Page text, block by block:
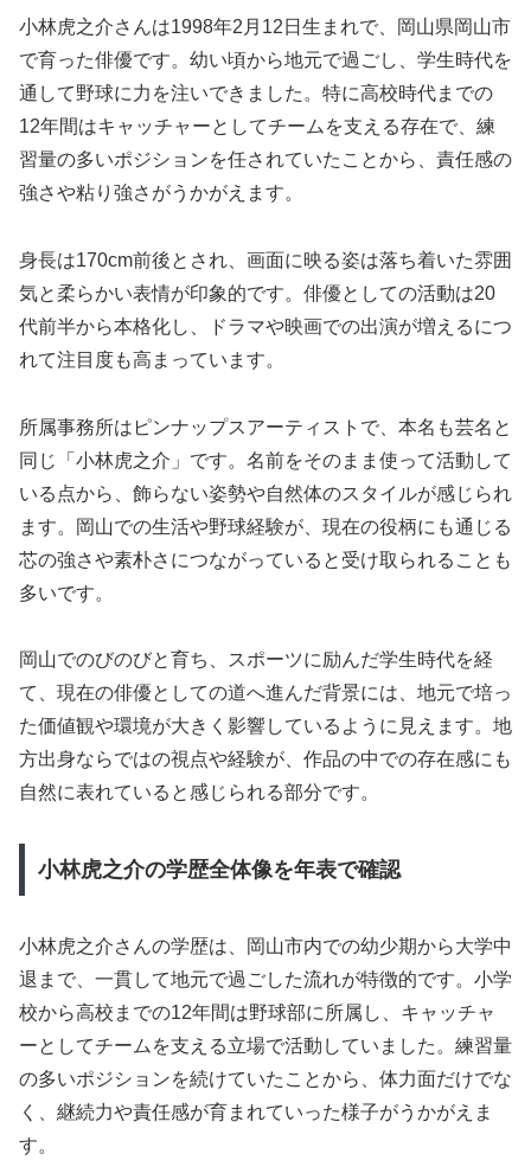
小林虎之介さんは1998年2月12日生まれで、岡山県岡山市
で育った俳優です。幼い頃から地元で過ごし、学生時代を
通して野球に力を注いできました。特に高校時代までの
12年間はキャッチャーとしてチームを支える存在で、練
習量の多いポジションを任されていたことから、責任感の
強さや粘り強さがうかがえます。
身長は170cm前後とされ、画面に映る姿は落ち着いた雰囲
気と柔らかい表情が印象的です。俳優としての活動は20
代前半から本格化し、ドラマや映画での出演が増えるにつ
れて注目度も高まっています。
所属事務所はピンナップスアーティストで、本名も芸名と
同じ「小林虎之介」です。名前をそのまま使って活動して
いる点から、飾らない姿勢や自然体のスタイルが感じられ
ます。岡山での生活や野球経験が、現在の役柄にも通じる
芯の強さや素朴さにつながっていると受け取られることも
多いです。
岡山でのびのびと育ち、スポーツに励んだ学生時代を経
て、現在の俳優としての道へ進んだ背景には、地元で培っ
た価値観や環境が大きく影響しているように見えます。地
方出身ならではの視点や経験が、作品の中での存在感にも
自然に表れていると感じられる部分です。
小林虎之介の学歴全体像を年表で確認
小林虎之介さんの学歴は、岡山市内での幼少期から大学中
退まで、一貫して地元で過ごした流れが特徴的です。小学
校から高校までの12年間は野球部に所属し、キャッチャ
ーとしてチームを支える立場で活動していました。練習量
の多いポジションを続けていたことから、体力面だけでな
く、継続力や責任感が育まれていった様子がうかがえま
す。